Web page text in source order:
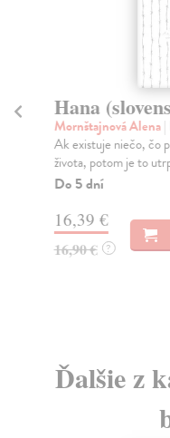
Hana
Mornštajnová Alena|
Ak existuje niečo, čo
života, potom je to
Do 5 dní
16,39 €
16,90 € ?
Ďalšie z